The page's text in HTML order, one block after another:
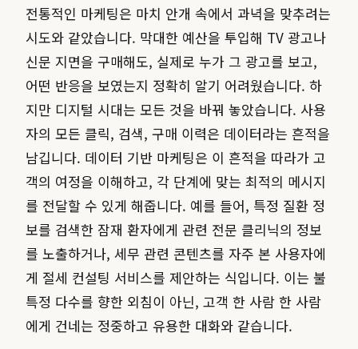
전통적인 마케팅은 마치 안개 속에서 과녁을 맞추려는
시도와 같았습니다. 막대한 예산을 투입해 TV 광고나
신문 지면을 구매해도, 실제로 누가 그 광고를 보고,
어떤 반응을 보였는지 정확히 알기 어려웠습니다. 하
지만 디지털 시대는 모든 것을 바꿔 놓았습니다. 사용
자의 모든 클릭, 검색, 구매 이력은 데이터라는 흔적을
남깁니다. 데이터 기반 마케팅은 이 흔적을 따라가 고
객의 여정을 이해하고, 각 단계에 맞는 최적의 메시지
를 전달할 수 있게 해줍니다. 예를 들어, 특정 질환 정
보를 검색한 잠재 환자에게 관련 전문 클리닉의 정보
를 노출하거나, 세무 관련 콘텐츠를 자주 본 사용자에
게 절세 컨설팅 서비스를 제안하는 식입니다. 이는 불
특정 다수를 향한 외침이 아닌, 고객 한 사람 한 사람
에게 건네는 정중하고 유용한 대화와 같습니다.